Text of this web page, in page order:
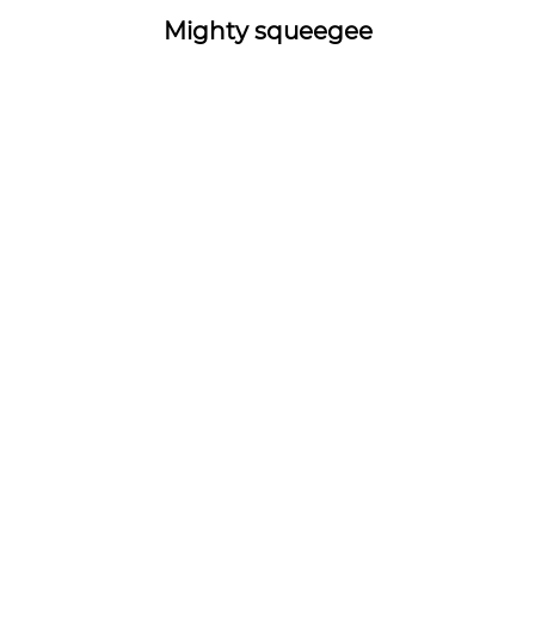
Mighty squeegee